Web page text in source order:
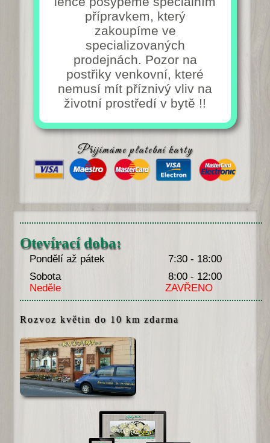
přípravkem, který
zakoupíme ve
specializovaných
prodejnách. Pozor na
postřiky venkovní, které
nemusí mít příznivý vliv na
životní prostředí v bytě !!
Přijímáme platební karty
Otevírací doba:
Pondělí až pátek
7:30 - 18:00
Sobota
8:00 - 12:00
Neděle
ZAVŘENO
Rozvoz květin do 10 km zdarma